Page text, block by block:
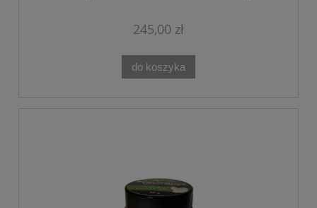
245,00 zł
do koszyka